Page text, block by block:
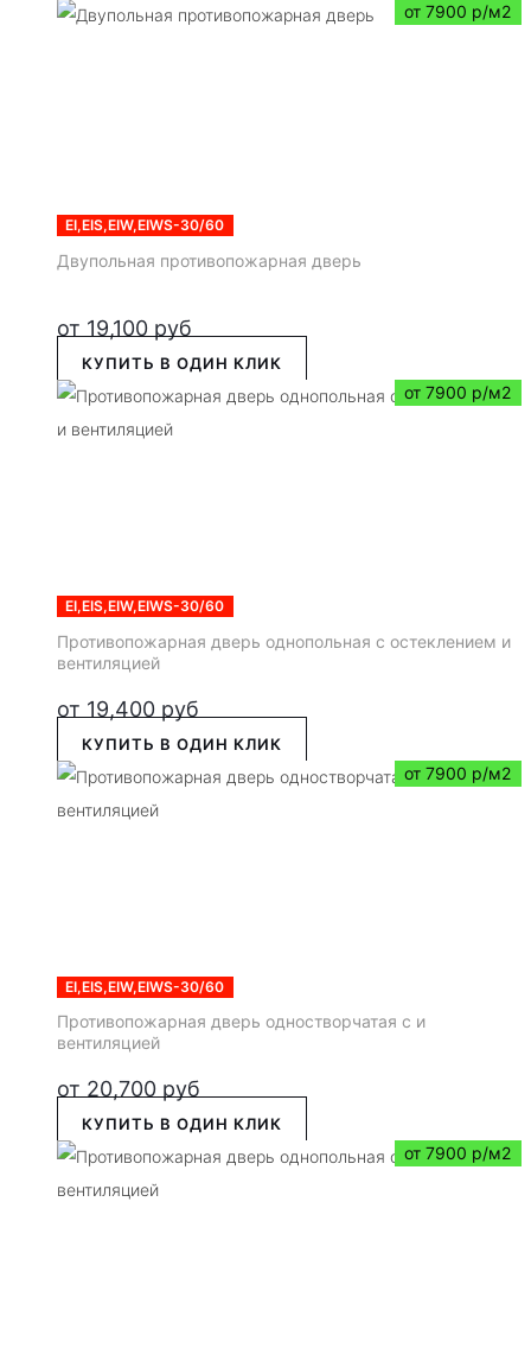
от 7900 р/м2
EI,EIS,EIW,EIWS-30/60
Двупольная противопожарная дверь
от 19,100 руб
КУПИТЬ В ОДИН КЛИК
от 7900 р/м2
EI,EIS,EIW,EIWS-30/60
Противопожарная дверь однопольная с остеклением и
вентиляцией
от 19,400 руб
КУПИТЬ В ОДИН КЛИК
от 7900 р/м2
EI,EIS,EIW,EIWS-30/60
Противопожарная дверь одностворчатая с и
вентиляцией
от 20,700 руб
КУПИТЬ В ОДИН КЛИК
от 7900 р/м2